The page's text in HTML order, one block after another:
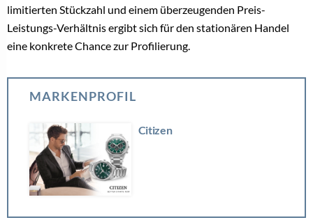
limitierten Stückzahl und einem überzeugenden Preis-
Leistungs-Verhältnis ergibt sich für den stationären Handel
eine konkrete Chance zur Profilierung.
MARKENPROFIL
Citizen